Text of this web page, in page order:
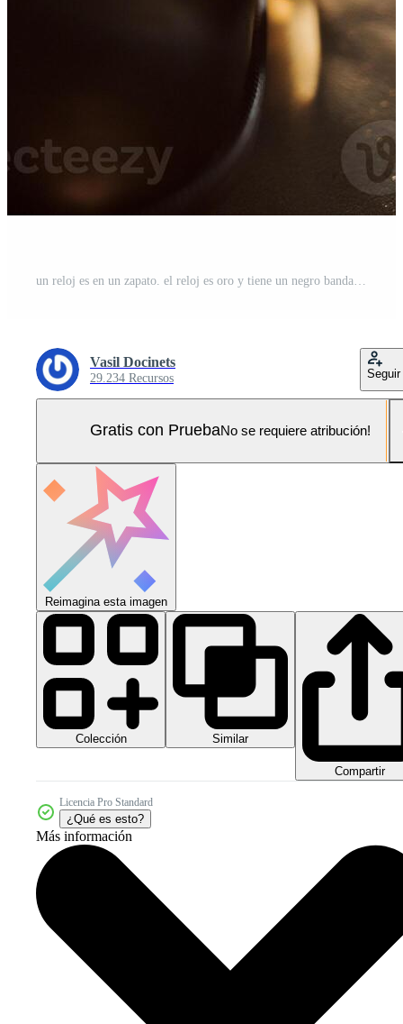
Vasil Docinets
29.234 Recursos Seguir
Gratis con PruebaNo se requiere atribución!
Reimagina esta imagen
Colección Similar
Compartir
Licencia Pro Standard
¿Qué es esto?
Más información